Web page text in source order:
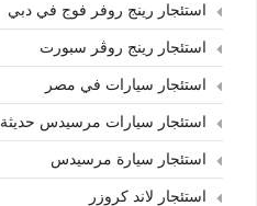
استئجار رينج روفر فوج في دبي
استئجار رينج روڤر سبورت
استئجار سيارات في مصر
استئجار سيارات مرسيدس حديثة
استئجار سيارة مرسيدس
استئجار لاند كروزر